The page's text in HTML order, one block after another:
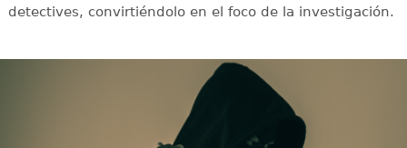
detectives, convirtiéndolo en el foco de la investigación.